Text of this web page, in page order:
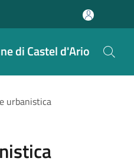
di Castel d'Ario
urbanistica